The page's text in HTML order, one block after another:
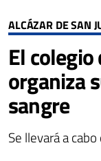
ALCÁZAR DE SAN
El
organiza
sangre
Se llevará a